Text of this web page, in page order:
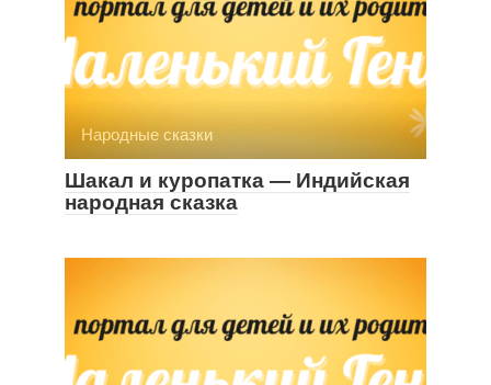
Народные сказки
Шакал и куропатка — Индийская
народная сказка